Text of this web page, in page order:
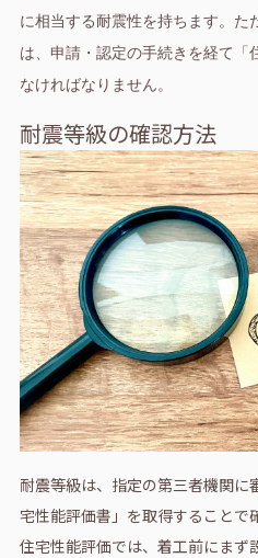
に相当する耐震性を持ちます。た
は、申請・認定の手続きを経て「
なければなりません。
耐震等級の確認方法
耐震等級は、指定の第三者機関に
宅性能評価書」を取得することで
住宅性能評価では、着工前にまず